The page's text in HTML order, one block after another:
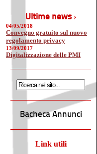
Ultime news ›
04/05/2018
Convegno gratuito sul nuovo
regolamento privacy
13/09/2017
Digitalizzazione delle PMI
Bacheca Annunci
Link utili